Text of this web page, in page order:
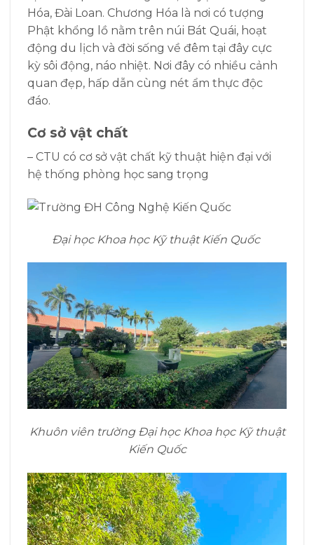
Hóa, Đài Loan. Chương Hóa là nơi có tượng
Phật khổng lồ nằm trên núi Bát Quái, hoạt
động du lịch và đời sống về đêm tại đây cực
kỳ sôi động, náo nhiệt. Nơi đây có nhiều cảnh
quan đẹp, hấp dẫn cùng nét ẩm thực độc
đáo.
Cơ sở vật chất
– CTU có cơ sở vật chất kỹ thuật hiện đại với
hệ thống phòng học sang trọng
Đại học Khoa học Kỹ thuật Kiến Quốc
Khuôn viên trường Đại học Khoa học Kỹ thuật
Kiến Quốc